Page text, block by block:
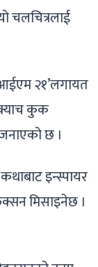
चलचित्रलाई
आईएम २१’लगायत
कुक
छ ।
इन्स्पायर
मिसाइनेछ ।